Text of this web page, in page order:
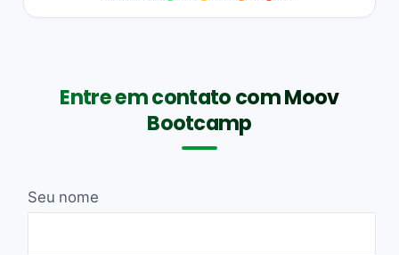
Entre em contato com Moov
Bootcamp
Seu nome